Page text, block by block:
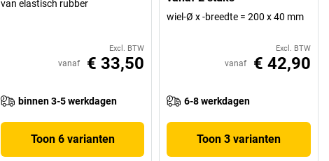
van elastisch rubber
Excl. BTW
vanaf € 33,50
binnen 3-5 werkdagen
Toon 6 varianten
wiel-Ø x -breedte = 200 x 40 mm
Excl. BTW
vanaf € 42,90
6-8 werkdagen
Toon 3 varianten